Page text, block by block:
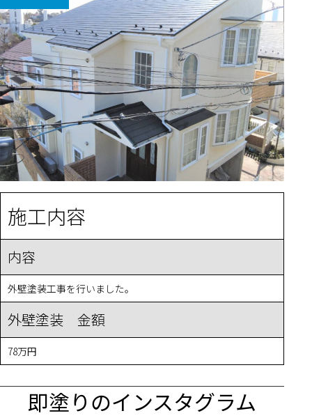
施工内容
内容
外壁塗装工事を行いました。
外壁塗装 金額
78万円
即塗りのインスタグラム